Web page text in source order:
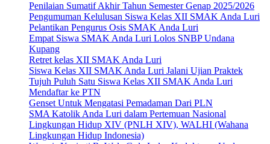
Penilaian Sumatif Akhir Tahun Semester Genap 2025/2026
Pengumuman Kelulusan Siswa Kelas XII SMAK Anda Luri
Pelantikan Pengurus Osis SMAK Anda Luri
Empat Siswa SMAK Anda Luri Lolos SNBP Undana
Kupang
Retret kelas XII SMAK Anda Luri
Siswa Kelas XII SMAK Anda Luri Jalani Ujian Praktek
Tujuh Puluh Satu Siswa Kelas XII SMAK Anda Luri
Mendaftar ke PTN
Genset Untuk Mengatasi Pemadaman Dari PLN
SMA Katolik Anda Luri dalam Pertemuan Nasional
Lingkungan Hidup XIV (PNLH XIV), WALHI (Wahana
Lingkungan Hidup Indonesia)